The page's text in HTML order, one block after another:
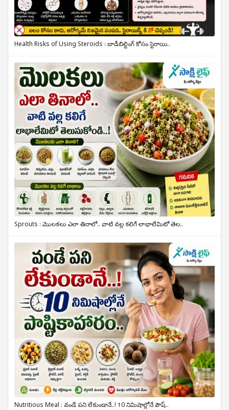
Health Risks of Using Steroids : బాడీబిల్డింగ్ కోసం స్టెరాయి..
Sprouts : మొలకలు ఎలా తినాలో.. వాటి వల్ల కలిగే లాభాలేమిటో తెల..
Nutritious Meal : వండే పని లేకుండానే..! 10 నిమిషాల్లోనే పౌష్..